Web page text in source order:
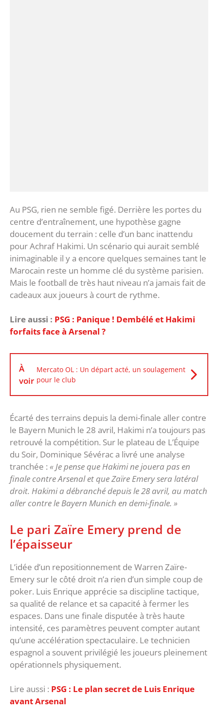
‎Au PSG, rien ne semble figé. Derrière les portes du
centre d’entraînement, une hypothèse gagne
doucement du terrain : celle d’un banc inattendu
pour Achraf Hakimi. Un scénario qui aurait semblé
inimaginable il y a encore quelques semaines tant le
Marocain reste un homme clé du système parisien.
‎Mais le football de très haut niveau n’a jamais fait de
cadeaux aux joueurs à court de rythme.
Lire aussi : PSG : Panique ! Dembélé et Hakimi
forfaits face à Arsenal ?
À
voir
Mercato OL : Un départ acté, un soulagement
pour le club
Écarté des terrains depuis la demi-finale aller contre
le Bayern Munich le 28 avril, Hakimi n’a toujours pas
retrouvé la compétition. Sur le plateau de L’Équipe
du Soir, Dominique Sévérac a livré une analyse
tranchée : « Je pense que Hakimi ne jouera pas en
finale contre Arsenal et que Zaïre Emery sera latéral
droit. Hakimi a débranché depuis le 28 avril, au match
aller contre le Bayern Munich en demi-finale. »
‎Le pari Zaïre Emery prend de
l’épaisseur
‎L’idée d’un repositionnement de Warren Zaïre-
Emery sur le côté droit n’a rien d’un simple coup de
poker. Luis Enrique apprécie sa discipline tactique,
sa qualité de relance et sa capacité à fermer les
espaces. Dans une finale disputée à très haute
intensité, ces paramètres peuvent compter autant
qu’une accélération spectaculaire. ‎Le technicien
espagnol a souvent privilégié les joueurs pleinement
opérationnels physiquement.
Lire aussi : ‎PSG : Le plan secret de Luis Enrique
avant Arsenal